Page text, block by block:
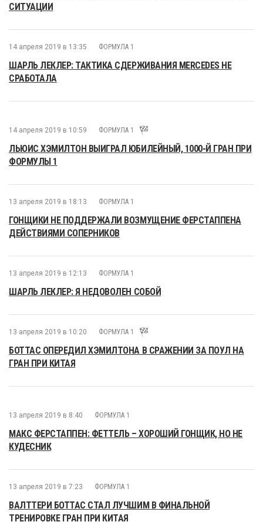
СИТУАЦИИ
14 апреля 2019 в 13:35 ФОРМУЛА 1
ШАРЛЬ ЛЕКЛЕР: ТАКТИКА СДЕРЖИВАНИЯ MERCEDES НЕ
СРАБОТАЛА
14 апреля 2019 в 10:59 ФОРМУЛА 1
ЛЬЮИС ХЭМИЛТОН ВЫИГРАЛ ЮБИЛЕЙНЫЙ, 1000-Й ГРАН ПРИ
ФОРМУЛЫ 1
13 апреля 2019 в 18:13 ФОРМУЛА 1
ГОНЩИКИ НЕ ПОДДЕРЖАЛИ ВОЗМУЩЕНИЕ ФЕРСТАППЕНА
ДЕЙСТВИЯМИ СОПЕРНИКОВ
13 апреля 2019 в 12:13 ФОРМУЛА 1
ШАРЛЬ ЛЕКЛЕР: Я НЕДОВОЛЕН СОБОЙ
13 апреля 2019 в 10:20 ФОРМУЛА 1
БОТТАС ОПЕРЕДИЛ ХЭМИЛТОНА В СРАЖЕНИИ ЗА ПОУЛ НА
ГРАН ПРИ КИТАЯ
13 апреля 2019 в 8:40 ФОРМУЛА 1
МАКС ФЕРСТАППЕН: ФЕТТЕЛЬ – ХОРОШИЙ ГОНЩИК, НО НЕ
КУДЕСНИК
13 апреля 2019 в 7:23 ФОРМУЛА 1
ВАЛТТЕРИ БОТТАС СТАЛ ЛУЧШИМ В ФИНАЛЬНОЙ
ТРЕНИРОВКЕ ГРАН ПРИ КИТАЯ